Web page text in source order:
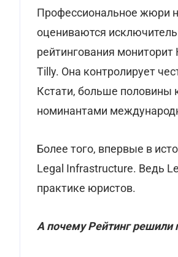
Профессиональное жюри
оцениваются
рейтингования
Tilly. Она контролирует
Кстати, больше половины
номинантами
Более того, впервые в
Legal Infrastructure. Ведь
практике юристов.
А почему Рейтинг решили